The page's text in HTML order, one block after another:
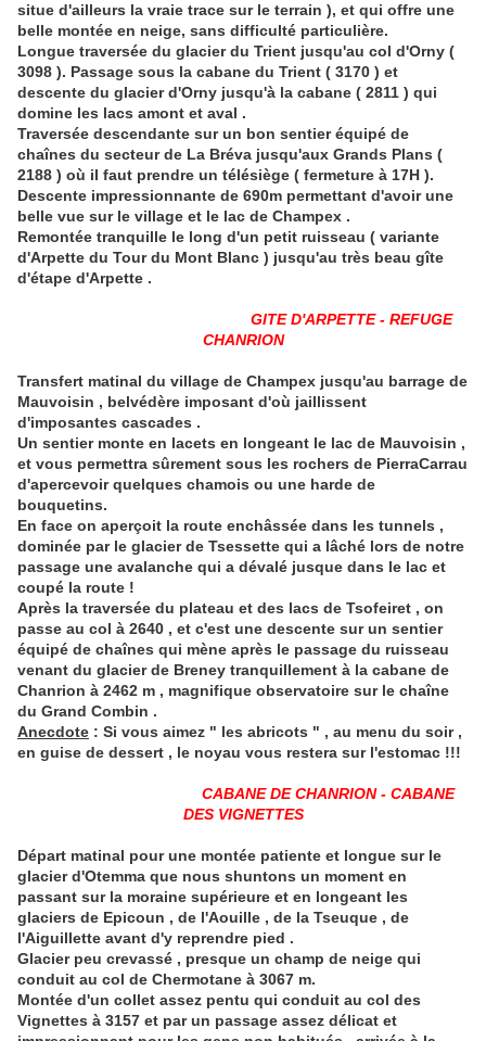
situe d'ailleurs la vraie trace sur le terrain ), et qui offre une
belle montée en neige, sans difficulté particulière.
Longue traversée du glacier du Trient jusqu'au col d'Orny (
3098 ). Passage sous la cabane du Trient ( 3170 ) et
descente du glacier d'Orny jusqu'à la cabane ( 2811 ) qui
domine les lacs amont et aval .
Traversée descendante sur un bon sentier équipé de
chaînes du secteur de La Bréva jusqu'aux Grands Plans (
2188 ) où il faut prendre un télésiège ( fermeture à 17H ).
Descente impressionnante de 690m permettant d'avoir une
belle vue sur le village et le lac de Champex .
Remontée tranquille le long d'un petit ruisseau ( variante
d'Arpette du Tour du Mont Blanc ) jusqu'au très beau gîte
d'étape d'Arpette .
GITE D'ARPETTE - REFUGE
CHANRION
Transfert matinal du village de Champex jusqu'au barrage de
Mauvoisin , belvédère imposant d'où jaillissent
d'imposantes cascades .
Un sentier monte en lacets en longeant le lac de Mauvoisin ,
et vous permettra sûrement sous les rochers de PierraCarrau
d'apercevoir quelques chamois ou une harde de
bouquetins.
En face on aperçoit la route enchâssée dans les tunnels ,
dominée par le glacier de Tsessette qui a lâché lors de notre
passage une avalanche qui a dévalé jusque dans le lac et
coupé la route !
Après la traversée du plateau et des lacs de Tsofeiret , on
passe au col à 2640 , et c'est une descente sur un sentier
équipé de chaînes qui mène après le passage du ruisseau
venant du glacier de Breney tranquillement à la cabane de
Chanrion à 2462 m , magnifique observatoire sur le chaîne
du Grand Combin .
Anecdote : Si vous aimez " les abricots " , au menu du soir ,
en guise de dessert , le noyau vous restera sur l'estomac !!!
CABANE DE CHANRION - CABANE
DES VIGNETTES
Départ matinal pour une montée patiente et longue sur le
glacier d'Otemma que nous shuntons un moment en
passant sur la moraine supérieure et en longeant les
glaciers de Epicoun , de l'Aouille , de la Tseuque , de
l'Aiguillette avant d'y reprendre pied .
Glacier peu crevassé , presque un champ de neige qui
conduit au col de Chermotane à 3067 m.
Montée d'un collet assez pentu qui conduit au col des
Vignettes à 3157 et par un passage assez délicat et